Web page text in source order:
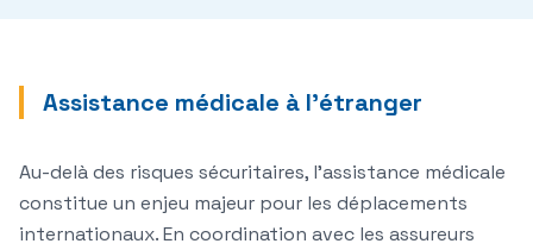
Assistance médicale à l'étranger
Au-delà des risques sécuritaires, l'assistance médicale
constitue un enjeu majeur pour les déplacements
internationaux. En coordination avec les assureurs